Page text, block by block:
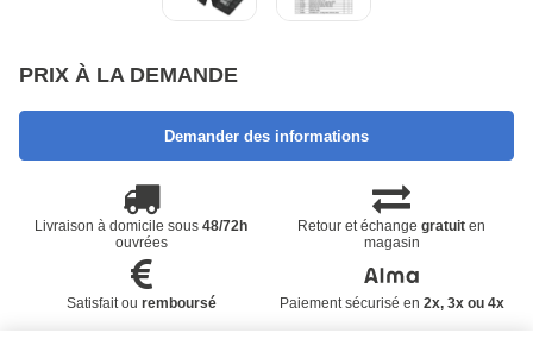
PRIX À LA DEMANDE
Demander des informations
Livraison à domicile sous48/72h
ouvrées
Retour et échangegratuit en
magasin
Satisfait ou remboursé Paiement sécurisé en 2x, 3x ou 4x